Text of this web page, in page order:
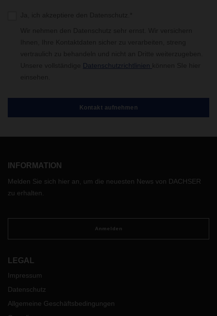
Datenschutzrichtlinien
INFORMATION
Melden Sie sich hier an, um die neuesten News von DACHSER
zu erhalten.
Anmelden
LEGAL
Impressum
Datenschutz
Allgemeine Geschäftsbedingungen